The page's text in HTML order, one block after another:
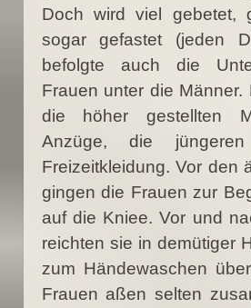
Doch wird viel gebetet,
sogar gefastet (jeden
befolgte auch die
Frauen unter die Männer.
die höher gestellten
Anzüge, die jüngeren
Freizeitkleidung. Vor den
gingen die Frauen zur
auf die Kniee. Vor und
reichten sie in demütiger
zum Händewaschen
Frauen aßen selten